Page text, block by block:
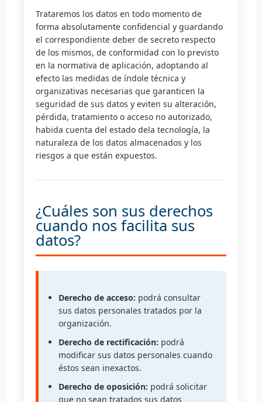
Trataremos los datos en todo momento de
forma absolutamente confidencial y guardando
el correspondiente deber de secreto respecto
de los mismos, de conformidad con lo previsto
en la normativa de aplicación, adoptando al
efecto las medidas de índole técnica y
organizativas necesarias que garanticen la
seguridad de sus datos y eviten su alteración,
pérdida, tratamiento o acceso no autorizado,
habida cuenta del estado dela tecnología, la
naturaleza de los datos almacenados y los
riesgos a que están expuestos.
¿Cuáles son sus derechos
cuando nos facilita sus
datos?
Derecho de acceso: podrá consultar
sus datos personales tratados por la
organización.
Derecho de rectificación: podrá
modificar sus datos personales cuando
éstos sean inexactos.
Derecho de oposición: podrá solicitar
que no sean tratados sus datos